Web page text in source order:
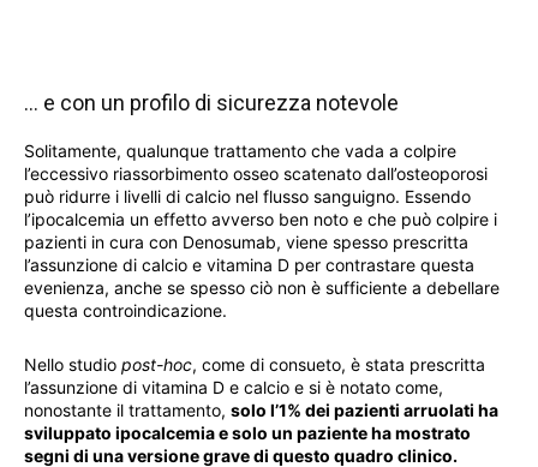
… e con un profilo di sicurezza notevole
Solitamente, qualunque trattamento che vada a colpire
l’eccessivo riassorbimento osseo scatenato dall’osteoporosi
può ridurre i livelli di calcio nel flusso sanguigno. Essendo
l’ipocalcemia un effetto avverso ben noto e che può colpire i
pazienti in cura con Denosumab, viene spesso prescritta
l’assunzione di calcio e vitamina D per contrastare questa
evenienza, anche se spesso ciò non è sufficiente a debellare
questa controindicazione.
Nello studio post-hoc, come di consueto, è stata prescritta
l’assunzione di vitamina D e calcio e si è notato come,
nonostante il trattamento, solo l’1% dei pazienti arruolati ha
sviluppato ipocalcemia e solo un paziente ha mostrato
segni di una versione grave di questo quadro clinico.